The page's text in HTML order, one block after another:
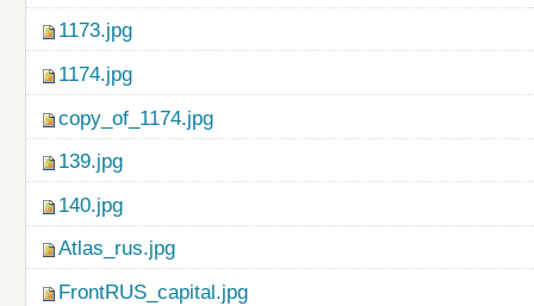
1173.jpg
1174.jpg
copy_of_1174.jpg
139.jpg
140.jpg
Atlas_rus.jpg
FrontRUS_capital.jpg